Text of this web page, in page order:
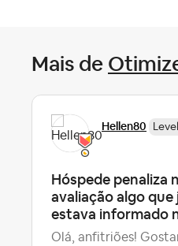
Mais de
Hellen80
Hóspede penaliza
avaliação algo que
estava informado
Olá, anfitriões!